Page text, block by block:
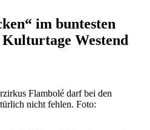
im buntesten
Westend
Flambolé darf bei den
nicht fehlen. Foto: